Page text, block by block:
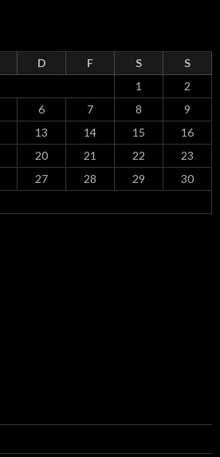
D F S
S
1
2
6 7 8
9
13 14 15
16
20 21 22
23
27 28 29
30